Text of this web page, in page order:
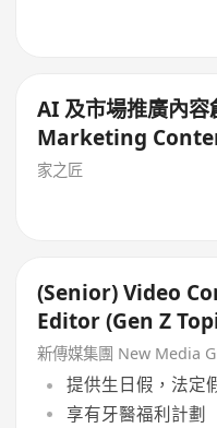
AI 及市場推廣內
Marketing
家之匠
(Senior) Video
Editor (Gen Z
新傳媒集團 New Media
提供生日假，法定
享有牙醫福利計劃